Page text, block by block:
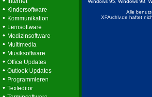
• Kindersoftware
• Kommunikation
• Lernsoftware
• Medizinsoftware
• Multimedia
• Musiksoftware
• Office Updates
• Outlook Updates
• Programmieren
• Texteditor
Windows 95, Windows 98,
Alle
XPArchiv.de haftet